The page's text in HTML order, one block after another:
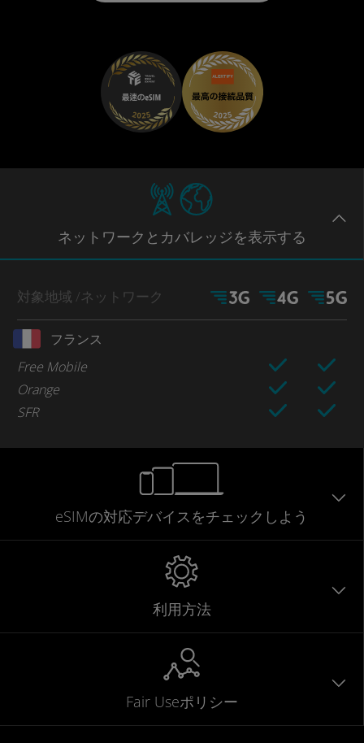
ネットワークとカバレッジを表示する
対象地域 /ネットワーク
フランス
Free Mobile
Orange
SFR
eSIMの対応デバイスをチェックしよう
利用方法
Fair Useポリシー